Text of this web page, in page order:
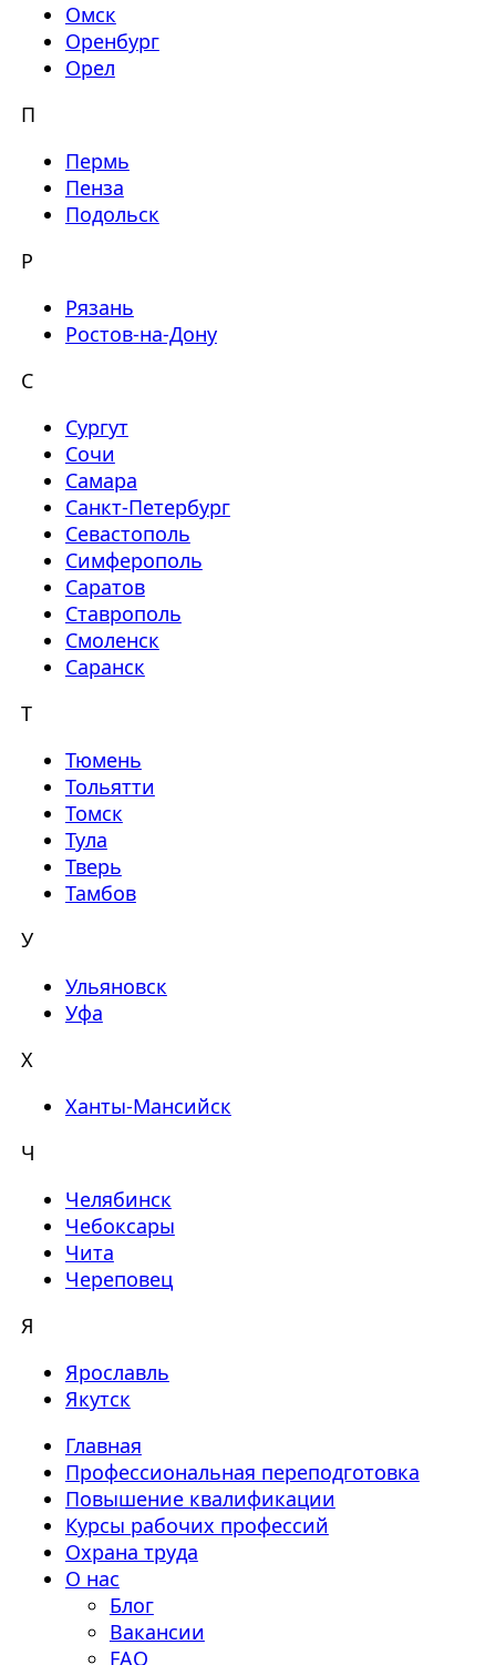
Омск
Оренбург
Орел
П
Пермь
Пенза
Подольск
Р
Рязань
Ростов-на-Дону
С
Сургут
Сочи
Самара
Санкт-Петербург
Севастополь
Симферополь
Саратов
Ставрополь
Смоленск
Саранск
Т
Тюмень
Тольятти
Томск
Тула
Тверь
Тамбов
У
Ульяновск
Уфа
Х
Ханты-Мансийск
Ч
Челябинск
Чебоксары
Чита
Череповец
Я
Ярославль
Якутск
Главная
Профессиональная переподготовка
Повышение квалификации
Курсы рабочих профессий
Охрана труда
О нас
Блог
Вакансии
FAQ